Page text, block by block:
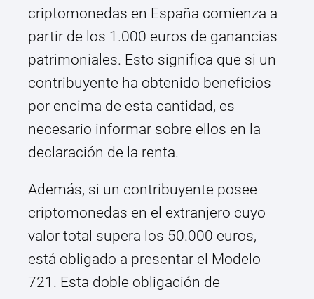
criptomonedas en España comienza a
partir de los 1.000 euros de ganancias
patrimoniales. Esto significa que si un
contribuyente ha obtenido beneficios
por encima de esta cantidad, es
necesario informar sobre ellos en la
declaración de la renta.
Además, si un contribuyente posee
criptomonedas en el extranjero cuyo
valor total supera los 50.000 euros,
está obligado a presentar el Modelo
721. Esta doble obligación de